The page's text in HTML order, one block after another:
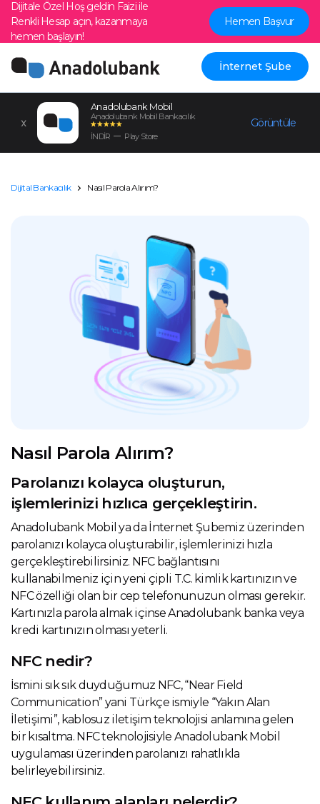
Dijitale Özel Hoş geldin Faizi ile
Renkli Hesap açın, kazanmaya
hemen başlayın!
Hemen Başvur
Anadolubank Mobil
Anadolubank Mobil Bankacılık
İNDİR
Play Store
Görüntüle
İnternet Şube
Dijital Bankacılık Nasıl Parola Alırım?
Nasıl Parola Alırım?
Parolanızı kolayca oluşturun,
işlemlerinizi hızlıca gerçekleştirin.
Anadolubank Mobil ya da İnternet Şubemiz üzerinden
parolanızı kolayca oluşturabilir, işlemlerinizi hızla
gerçekleştirebilirsiniz. NFC bağlantısını
kullanabilmeniz için yeni çipli T.C. kimlik kartınızın ve
NFC özelliği olan bir cep telefonunuzun olması gerekir.
Kartınızla parola almak içinse Anadolubank banka veya
kredi kartınızın olması yeterli.
NFC nedir?
İsmini sık sık duyduğumuz NFC, “Near Field
Communication” yani Türkçe ismiyle “Yakın Alan
İletişimi”, kablosuz iletişim teknolojisi anlamına gelen
bir kısaltma. NFC teknolojisiyle Anadolubank Mobil
uygulaması üzerinden parolanızı rahatlıkla
belirleyebilirsiniz.